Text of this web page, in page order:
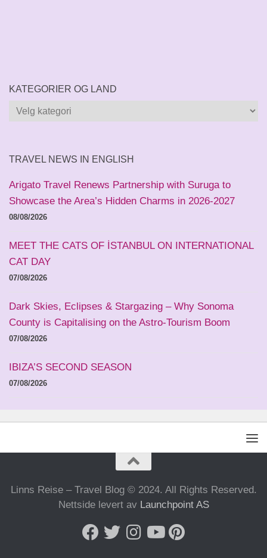
KATEGORIER OG LAND
Kategorier
TRAVEL NEWS IN ENGLISH
Arigato Travel Renews Partnership with Suruga to
Showcase the Area’s Hidden Charms in 2026-2027
08/08/2026
MEET THE CATS OF İSTANBUL ON INTERNATIONAL
CAT DAY
07/08/2026
Dark Skies, Eclipses & Stargazing – Why Sonoma
County is Capitalising on the Astro-Tourism Boom
07/08/2026
IBIZA’S SECOND SEASON
07/08/2026
Linns Reise – Travel Blog © 2024. All Rights Reserved.
Nettside levert av Launchpoint AS